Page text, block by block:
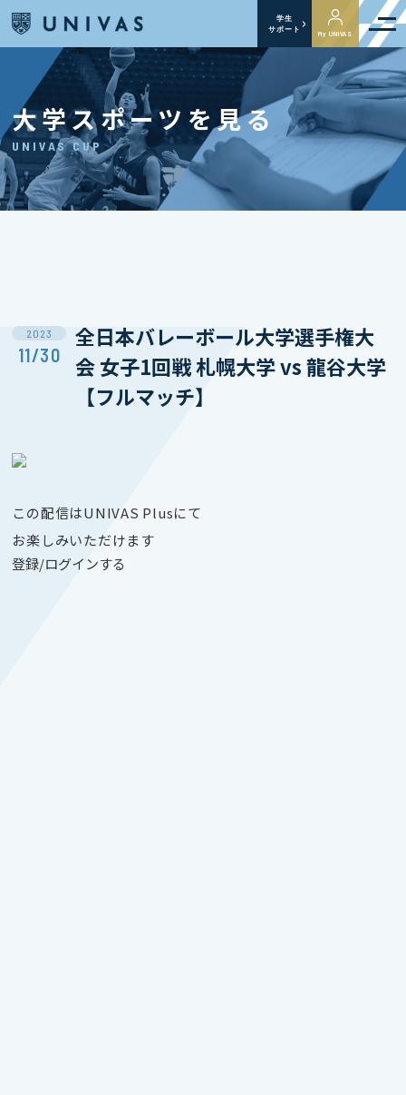
学生
サポート
My UNIVAS
大学スポーツを見る
UNIVAS CUP
2023
11/30
全日本バレーボール大学選手権大
会 女子1回戦 札幌大学 vs 龍谷大学
【フルマッチ】
この配信はUNIVAS Plusにて
お楽しみいただけます
登録/ログインする